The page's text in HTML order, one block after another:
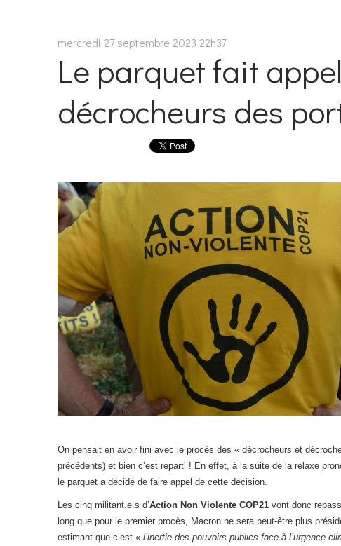
mercredi 27 septembre 2023 22h37
Le parquet fait
décrocheurs des
On pensait en avoir fini avec le procès des « décrocheurs et
précédents) et bien c’est reparti ! En effet, à la suite de la relaxe
le parquet a décidé de faire appel de cette décision.
Les cinq militant.e.s d’Action Non Violente COP21 vont donc
long que pour le premier procès, Macron ne sera peut-être plus
estimant que c’est « l’inertie des pouvoirs publics face à l’urgence